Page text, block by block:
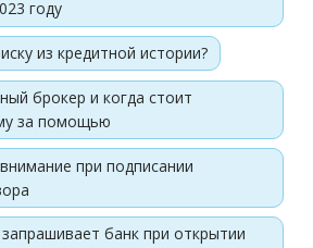
году
из кредитной истории?
брокер и когда стоит
за помощью
при подписании
банк при открытии